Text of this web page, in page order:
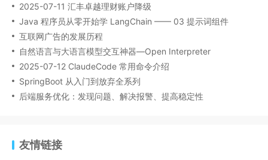
2025-07-11 汇丰卓越理财账户降级
Java 程序员从零开始学 LangChain —— 03 提示词组件
互联网广告的发展历程
自然语言与大语言模型交互神器—Open Interpreter
2025-07-12 ClaudeCode 常用命令介绍
SpringBoot 从入门到放弃全系列
后端服务优化：发现问题、解决报警、提高稳定性
友情链接